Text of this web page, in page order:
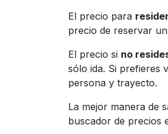
El precio para
precio de reservar
El precio si no
sólo ida. Si prefieres
persona y trayecto.
La mejor manera de
buscador de precios